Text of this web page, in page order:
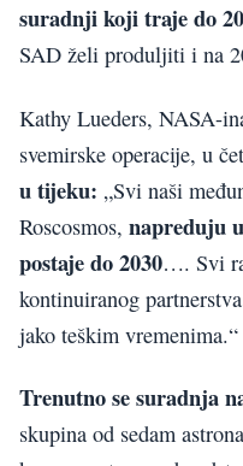
suradnji koji traje do
SAD želi produljiti i na
Kathy Lueders, NASA-
svemirske operacije, u
u tijeku: „Svi naši
Roscosmos, napreduju
postaje do 2030…. Svi
kontinuiranog
jako teškim vremenima.“
Trenutno se suradnja
skupina od sedam